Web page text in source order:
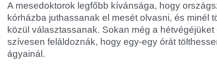
A mesedoktorok legfőbb kívánsága, hogy
kórházba juthassanak el mesét olvasni, és minél
közül választassanak. Sokan még a
szívesen feláldoznák, hogy egy-egy órát
ágyainál.